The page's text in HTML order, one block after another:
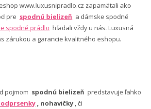
www.luxusnipradlo.cz zapamätali ako
pre spodnú bielizeň a dámske spodné
spodné prádlo hľadali vždy u nás. Luxusná
zárukou a garancie kvalitného eshopu.
pojmom spodnú bielizeň predstavuje ľahko
, nohavičky , či